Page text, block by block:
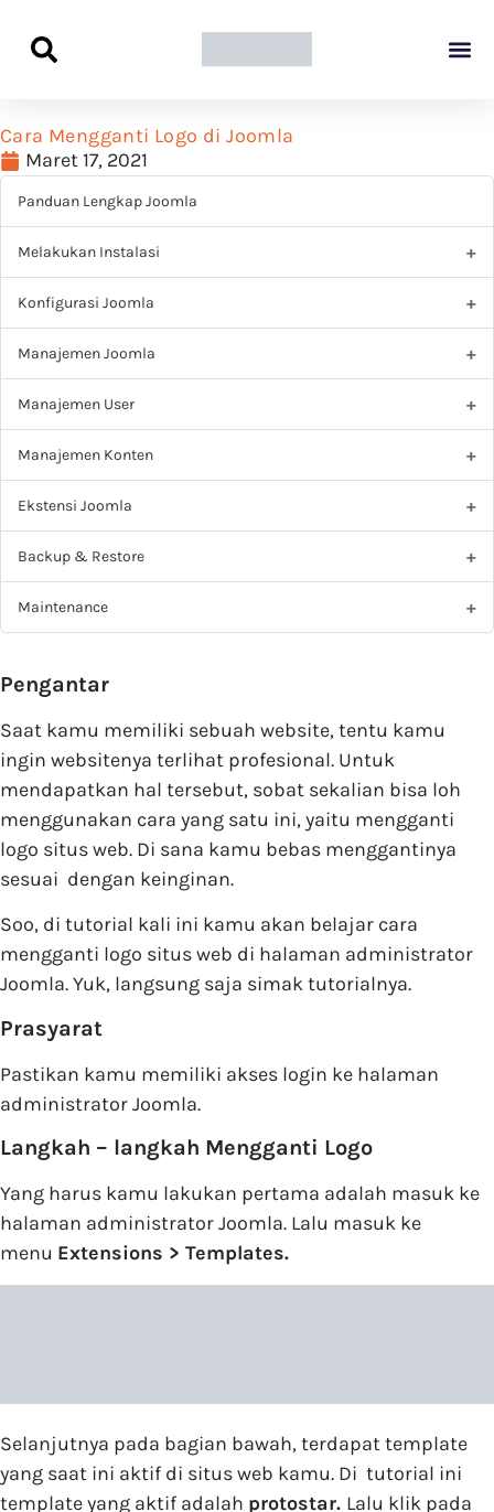
Cara Mengganti Logo di Joomla
Maret 17, 2021
Panduan Lengkap Joomla
Melakukan Instalasi
Konfigurasi Joomla
Manajemen Joomla
Manajemen User
Manajemen Konten
Ekstensi Joomla
Backup & Restore
Maintenance
Pengantar
Saat kamu memiliki sebuah website, tentu kamu
ingin websitenya terlihat profesional. Untuk
mendapatkan hal tersebut, sobat sekalian bisa loh
menggunakan cara yang satu ini, yaitu mengganti
logo situs web. Di sana kamu bebas menggantinya
sesuai dengan keinginan.
Soo, di tutorial kali ini kamu akan belajar cara
mengganti logo situs web di halaman administrator
Joomla. Yuk, langsung saja simak tutorialnya.
Prasyarat
Pastikan kamu memiliki akses login ke halaman
administrator Joomla.
Langkah – langkah Mengganti Logo
Yang harus kamu lakukan pertama adalah masuk ke
halaman administrator Joomla. Lalu masuk ke
menu Extensions > Templates.
Selanjutnya pada bagian bawah, terdapat template
yang saat ini aktif di situs web kamu. Di tutorial ini
template yang aktif adalah protostar. Lalu klik pada